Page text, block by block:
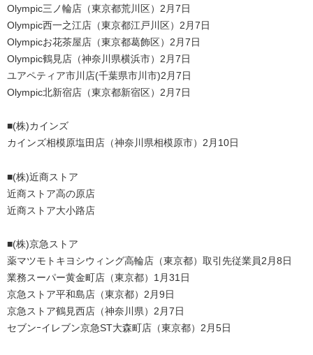
Olympic三ノ輪店（東京都荒川区）2月7日
Olympic西一之江店（東京都江戸川区）2月7日
Olympicお花茶屋店（東京都葛飾区）2月7日
Olympic鶴見店（神奈川県横浜市）2月7日
ユアペティア市川店(千葉県市川市)2月7日
Olympic北新宿店（東京都新宿区）2月7日
■(株)カインズ
カインズ相模原塩田店（神奈川県相模原市）2月10日
■(株)近商ストア
近商ストア高の原店
近商ストア大小路店
■(株)京急ストア
薬マツモトキヨシウィング高輪店（東京都）取引先従業員2月8日
業務スーパー黄金町店（東京都）1月31日
京急ストア平和島店（東京都）2月9日
京急ストア鶴見西店（神奈川県）2月7日
セブンｰイレブン京急ST大森町店（東京都）2月5日